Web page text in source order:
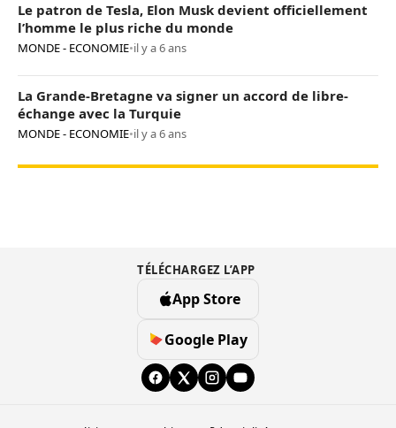
Le patron de Tesla, Elon Musk devient officiellement
l’homme le plus riche du monde
MONDE - ECONOMIE•il y a 6 ans
La Grande-Bretagne va signer un accord de libre-
échange avec la Turquie
MONDE - ECONOMIE•il y a 6 ans
TÉLÉCHARGEZ L’APP
App Store
Google Play